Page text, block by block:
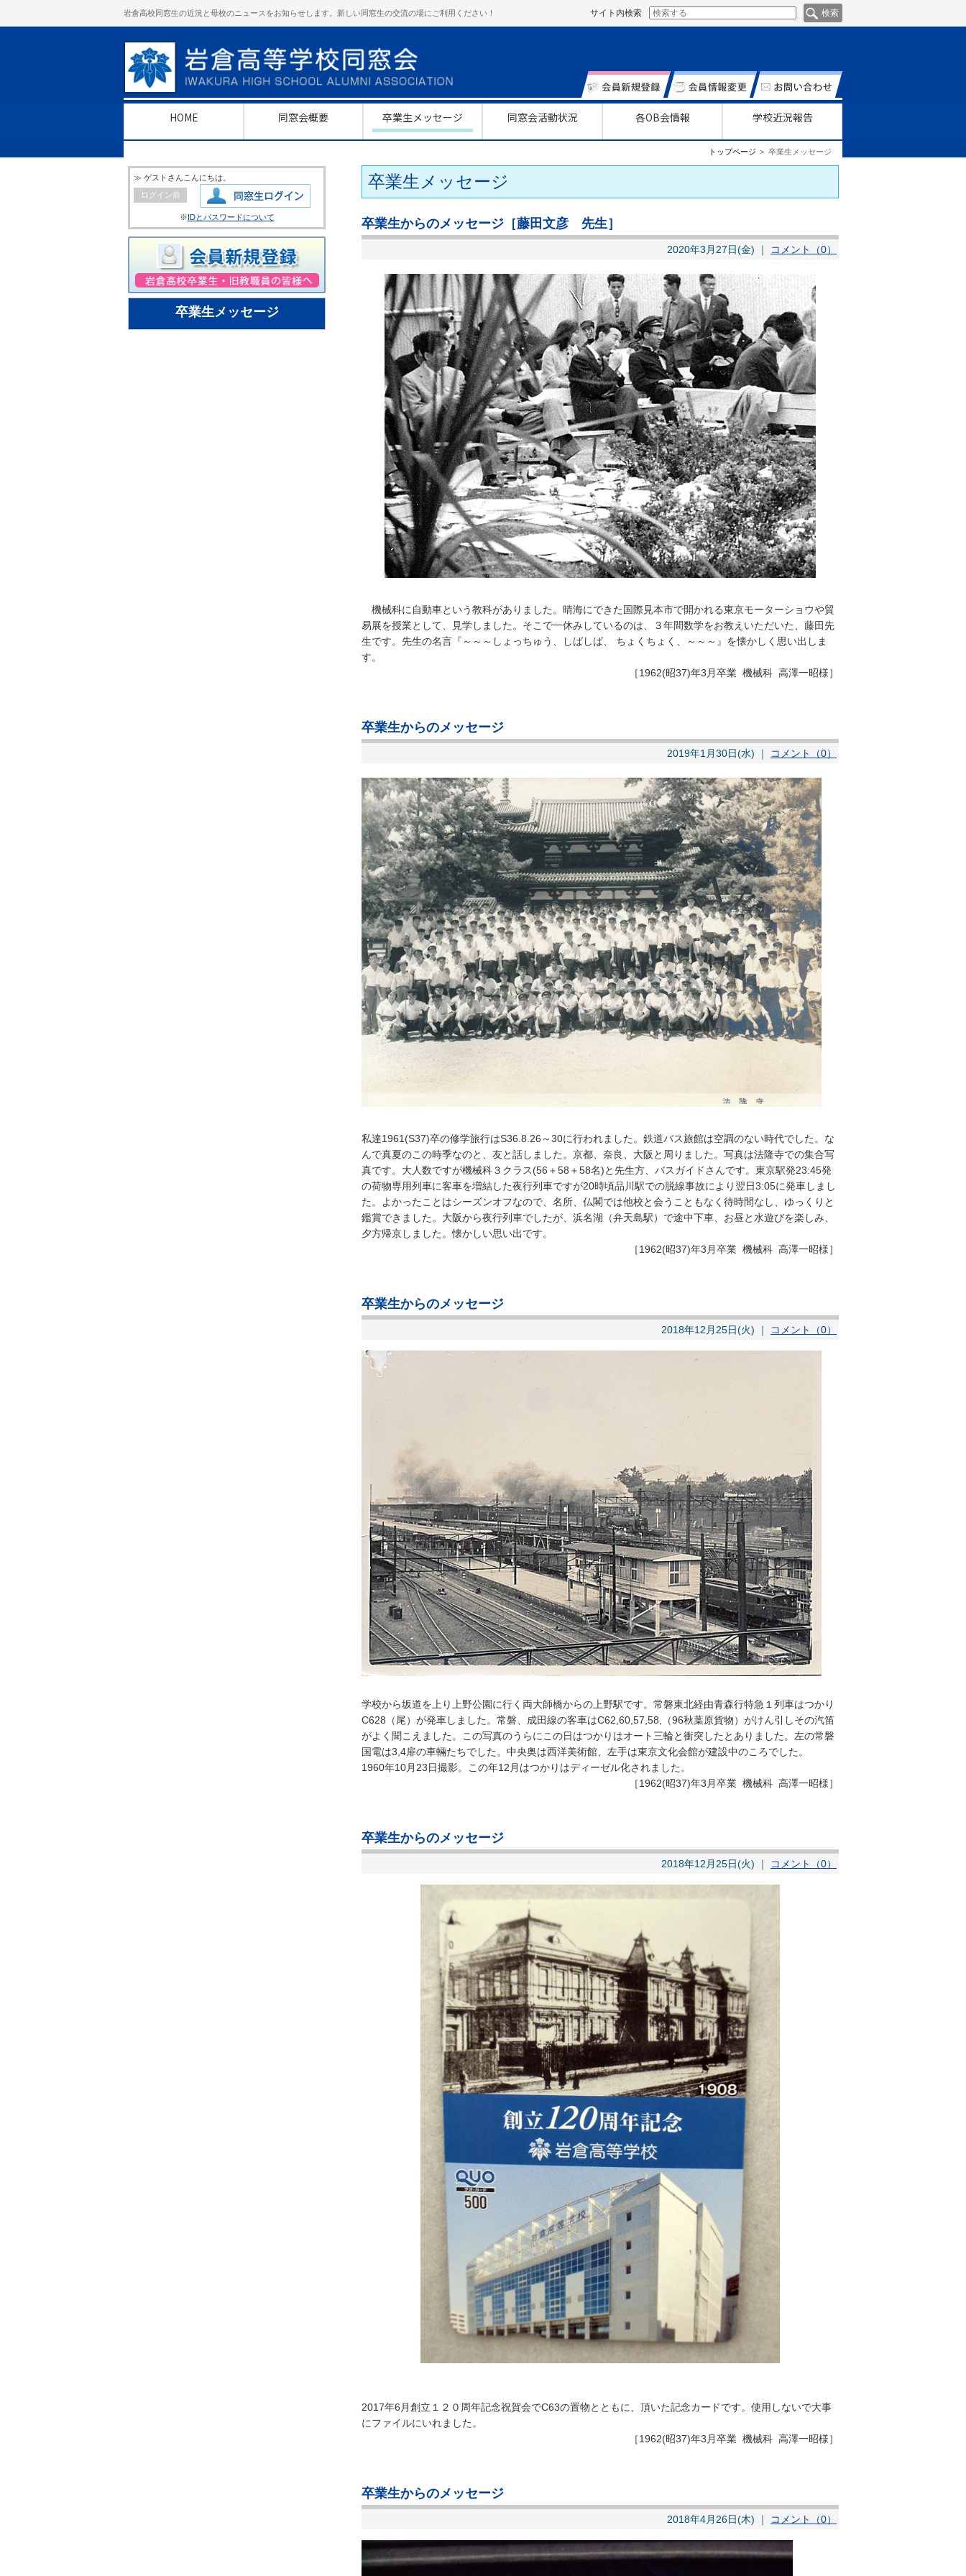
岩倉高校同窓生の近況と母校のニュースをお知らせします。新しい同窓生の交流の場にご利用ください！ サイト内検索
HOME 同窓会概要 卒業生メッセージ 同窓会活動状況 各OB会情報 学校近況報告
トップページ 卒業生メッセージ
卒業生メッセージ
卒業生からのメッセージ［藤田文彦 先生］
2020年3月27日(金) ｜ コメント（0）
機械科に自動車という教科がありました。晴海にできた国際見本市で開かれる東京モーターショウや貿
易展を授業として、見学しました。そこで一休みしているのは、３年間数学をお教えいただいた、藤田先
生です。先生の名言『～～～しょっちゅう、しばしば、 ちょくちょく、～～～』を懐かしく思い出しま
す。
［1962(昭37)年3月卒業 機械科 高澤一昭様］
卒業生からのメッセージ
2019年1月30日(水) ｜ コメント（0）
私達1961(S37)卒の修学旅行はS36.8.26～30に行われました。鉄道バス旅館は空調のない時代でした。な
んで真夏のこの時季なのと、友と話しました。京都、奈良、大阪と周りました。写真は法隆寺での集合写
真です。大人数ですが機械科３クラス(56＋58＋58名)と先生方、バスガイドさんです。東京駅発23:45発
の荷物専用列車に客車を増結した夜行列車ですが20時頃品川駅での脱線事故により翌日3:05に発車しまし
た。よかったことはシーズンオフなので、名所、仏閣では他校と会うこともなく待時間なし、ゆっくりと
鑑賞できました。大阪から夜行列車でしたが、浜名湖（弁天島駅）で途中下車、お昼と水遊びを楽しみ、
夕方帰京しました。懐かしい思い出です。
［1962(昭37)年3月卒業 機械科 高澤一昭様］
卒業生からのメッセージ
2018年12月25日(火) ｜ コメント（0）
学校から坂道を上り上野公園に行く両大師橋からの上野駅です。常磐東北経由青森行特急１列車はつかり
C628（尾）が発車しました。常磐、成田線の客車はC62,60,57,58,（96秋葉原貨物）がけん引しその汽笛
がよく聞こえました。この写真のうらにこの日はつかりはオート三輪と衝突したとありました。左の常磐
国電は3,4扉の車輛たちでした。中央奥は西洋美術館、左手は東京文化会館が建設中のころでした。
1960年10月23日撮影。この年12月はつかりはディーゼル化されました。
［1962(昭37)年3月卒業 機械科 高澤一昭様］
卒業生からのメッセージ
2018年12月25日(火) ｜ コメント（0）
2017年6月創立１２０周年記念祝賀会でC63の置物とともに、頂いた記念カードです。使用しないで大事
にファイルにいれました。
［1962(昭37)年3月卒業 機械科 高澤一昭様］
卒業生からのメッセージ
2018年4月26日(木) ｜ コメント（0）
≫ ゲストさんこんにちは。
ログイン前
※ IDとパスワードについて
卒業生メッセージ